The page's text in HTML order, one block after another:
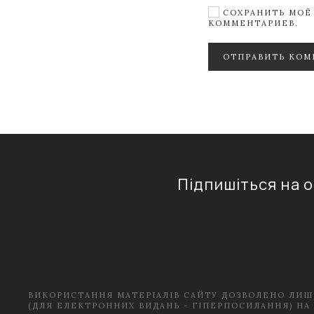
СОХРАНИТЬ МОЁ
КОММЕНТАРИЕВ.
ОТПРАВИТЬ
Підпишіться на
ВИКОРИСТАННЯ МАТЕРІАЛІВ САЙТУ ДОЗВОЛЕНО
(ДЛЯ ЕЛЕКТРОННИХ ВИДАНЬ - ГІПЕРПОСИЛАННЯ) НА